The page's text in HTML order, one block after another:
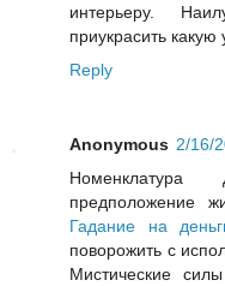
интерьеру.
приукрасить
Reply
Anonymous 2/16/
Номенклатура
предположение
Гадание на
поворожить с
Мистические